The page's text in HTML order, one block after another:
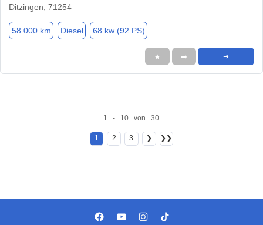
Ditzingen, 71254
58.000 km Diesel 68 kw (92 PS)
★ ➦ ➜
1 - 10 von 30
1 2 3 ❯ ❯❯